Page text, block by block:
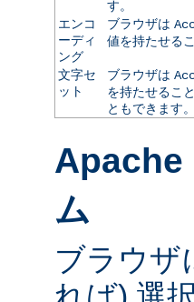
す。
エンコ
ーディ
ング
ブラウザは
値を持たせる
文字セ
ット
ブラウザは
を持たせるこ
ともできます。
Apache
ム
ブラウザ